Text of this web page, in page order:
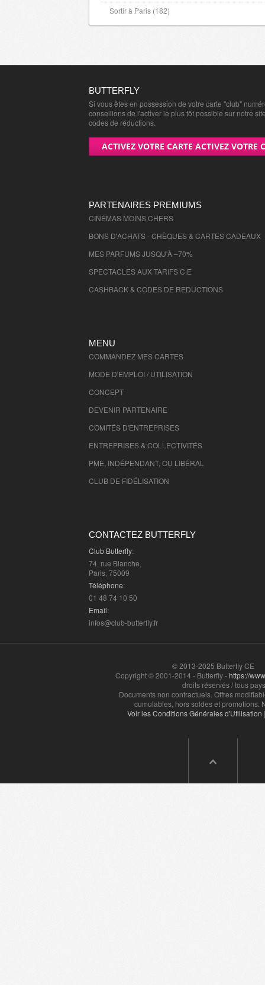
Sortir à Paris (182)
BUTTERFLY
Si vous êtes en possession de votre carte "club"
conseillons de l'activer le plus tôt possible sur notre
codes de réductions.
ACTIVEZ VOTRE CARTE ACTIVEZ VOTRE
PARTENAIRES PREMIUMS
CINÉMAS MOINS CHERS
BONS D'ACHATS - CHÈQUES & CARTES CADEAUX
MES PARFUMS JUSQU'À –70%
SPECTACLES AUX TARIFS C.E
CASHBACK & CODES DE REDUCTIONS
MENU
COMMANDEZ MES CARTES
MODE D'EMPLOI / UTILISATION
CONCEPT
DEVENIR PARTENAIRE
COMITÉS D'ENTREPRISES
ENTREPRISES & COLLECTIVITÉS
PME, INDÉPENDANT, OU LIBÉRAL
CLUB DE FIDÉLISATION
CONTACTEZ BUTTERFLY
Club Butterfly:
74, rue Blanche,
Paris, 75009
Téléphone:
01 48 74 10 50
Email:
infos@club-butterfly.fr
© 2013-2025 Butterfly CE
Copyright © 2001-2014 - Butterfly -https://
droits réservés / tous
Documents non contractuels. Offres
cumulables, hors soldes et promotions.
Voir les Conditions Générales d'Utilisation